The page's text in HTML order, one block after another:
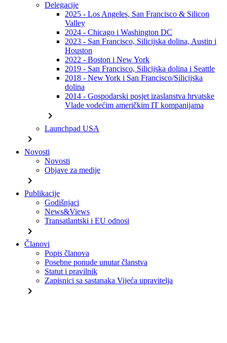
Delegacije
2025 - Los Angeles, San Francisco & Silicon
Valley
2024 - Chicago i Washington DC
2023 - San Francisco, Silicijska dolina, Austin i
Houston
2022 - Boston i New York
2019 - San Francisco, Silicijska dolina i Seattle
2018 - New York i San Francisco/Silicijska
dolina
2014 - Gospodarski posjet izaslanstva hrvatske
Vlade vodećim američkim IT kompanijama
chevron_right
Launchpad USA
chevron_right
Novosti
Novosti
Objave za medije
chevron_right
Publikacije
Godišnjaci
News&Views
Transatlantski i EU odnosi
chevron_right
Članovi
Popis članova
Posebne ponude unutar članstva
Statut i pravilnik
Zapisnici sa sastanaka Vijeća upravitelja
chevron_right